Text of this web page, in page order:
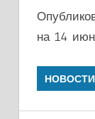
на 14